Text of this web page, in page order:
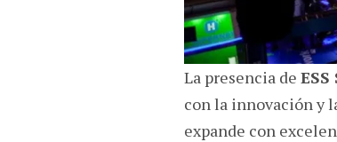
La presencia de
con la innovación y
expande con